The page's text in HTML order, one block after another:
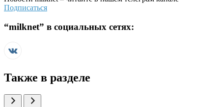
Подписаться
“milknet” в социальных сетях:
Также в разделе